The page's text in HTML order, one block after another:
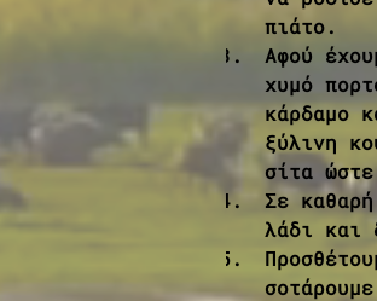
πιάτο.
Αφού
χυμό
κάρδαμο
ξύλινη
σίτα
Σε
λάδι και